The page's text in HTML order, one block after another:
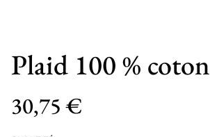
Plaid 100 % coton
30,75 €